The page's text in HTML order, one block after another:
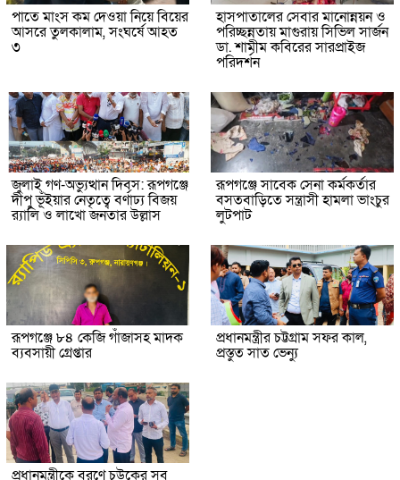
পাতে মাংস কম দেওয়া নিয়ে বিয়ের
আসরে তুলকালাম, সংঘর্ষে আহত
৩
হাসপাতালের সেবার মানোন্নয়ন ও
পরিচ্ছন্নতায় মাগুরায় সিভিল সার্জন
ডা. শামীম কবিরের সারপ্রাইজ
পরিদর্শন
জুলাই গণ-অভ্যুত্থান দিবস: রূপগঞ্জে
দীপু ভূঁইয়ার নেতৃত্বে বর্ণাঢ্য বিজয়
র‌্যালি ও লাখো জনতার উল্লাস
রূপগঞ্জে সাবেক সেনা কর্মকর্তার
বসতবাড়িতে সন্ত্রাসী হামলা ভাংচুর
লুটপাট
রূপগঞ্জে ৮৪ কেজি গাঁজাসহ মাদক
ব্যবসায়ী গ্রেপ্তার
প্রধানমন্ত্রীর চট্টগ্রাম সফর কাল,
প্রস্তুত সাত ভেন্যু
প্রধানমন্ত্রীকে বরণে চউকের সব